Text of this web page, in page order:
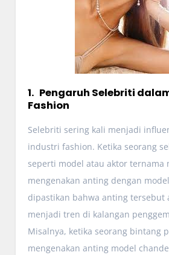
1. Pengaruh Selebriti
Fashion
Selebriti sering kali menjadi
industri fashion. Ketika seorang
seperti model atau aktor ternama
mengenakan anting dengan
dipastikan bahwa anting tersebut
menjadi tren di kalangan
Misalnya, ketika seorang bintang
mengenakan anting model